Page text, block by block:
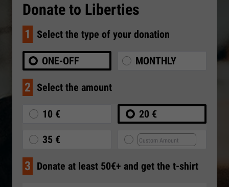
Donate to Liberties
1 Select the type of your donation
ONE-OFF MONTHLY
2 Select the amount
10 € 20 €
35 €
3 Donate at least 50€+ and get the t-shirt